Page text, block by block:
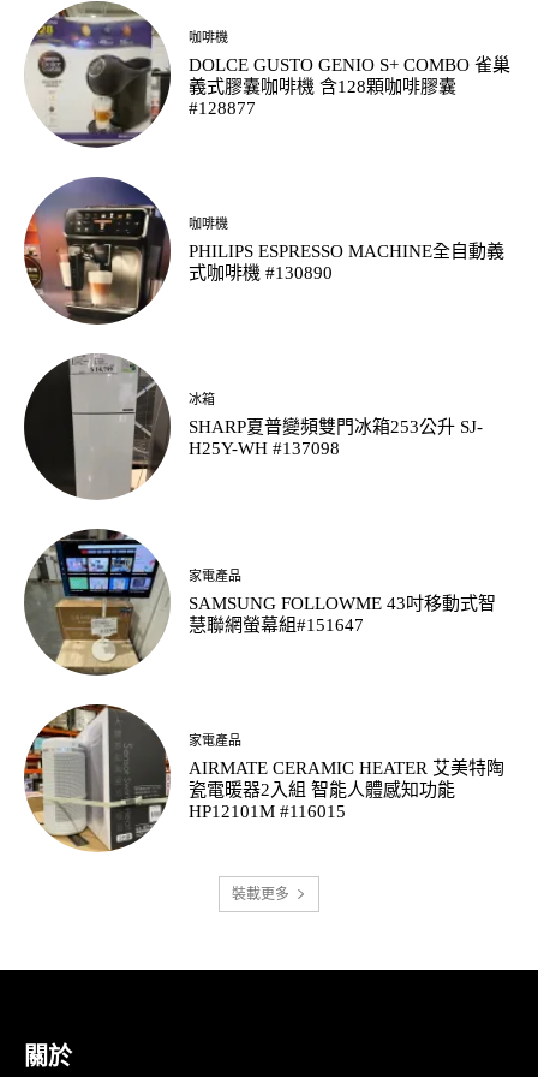
咖啡機
DOLCE GUSTO GENIO S+ COMBO 雀巢
義式膠囊咖啡機 含128顆咖啡膠囊
#128877
咖啡機
PHILIPS ESPRESSO MACHINE全自動義
式咖啡機 #130890
冰箱
SHARP夏普變頻雙門冰箱253公升 SJ-
H25Y-WH #137098
家電產品
SAMSUNG FOLLOWME 43吋移動式智
慧聯網螢幕組#151647
家電產品
AIRMATE CERAMIC HEATER 艾美特陶
瓷電暖器2入組 智能人體感知功能
HP12101M #116015
裝載更多
關於